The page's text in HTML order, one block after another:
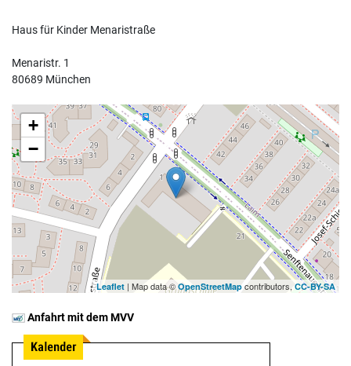
Haus für Kinder Menaristraße
Menaristr. 1
80689 München
+
−
Leaflet | Map data © OpenStreetMap contributors, CC-BY-SA
Anfahrt mit dem MVV